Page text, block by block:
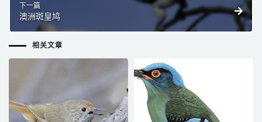
下一篇
澳洲斑皇鸠
相关文章